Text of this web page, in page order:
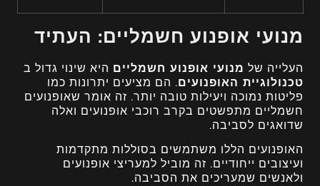
מנועי אופנוע חשמליים: העתיד
העלייה של מנועי אופנוע חשמליים היא שינוי גדול ב
טכנולוגיית האופנועים. הם מציעים יתרונות כמו
פליטות נמוכה ויעילות טובה יותר. זה אומר שאופנועים
חשמליים מתפשטים בקרב רוכבי אופנועים ואלה
שדואגים לסביבה.
האופנועים הללו משתמשים בסוללות מתקדמות
ועיצובים ייחודיים. זה מוביל למעריצי אופנועים
ולאנשים שמעריכים את הסביבה.